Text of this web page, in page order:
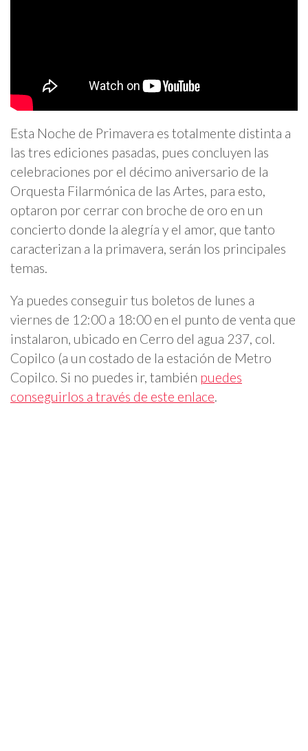
Esta Noche de Primavera es totalmente distinta a
las tres ediciones pasadas, pues concluyen las
celebraciones por el décimo aniversario de la
Orquesta Filarmónica de las Artes, para esto,
optaron por cerrar con broche de oro en un
concierto donde la alegría y el amor, que tanto
caracterizan a la primavera, serán los principales
temas.
Ya puedes conseguir tus boletos de lunes a
viernes de 12:00 a 18:00 en el punto de venta que
instalaron, ubicado en Cerro del agua 237, col.
Copilco (a un costado de la estación de Metro
Copilco. Si no puedes ir, también puedes
conseguirlos a través de este enlace.